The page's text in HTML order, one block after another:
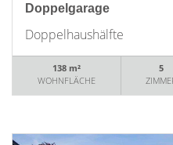
Doppelgarage
Doppelhaushälfte
138 m²
WOHNFLÄCHE
5